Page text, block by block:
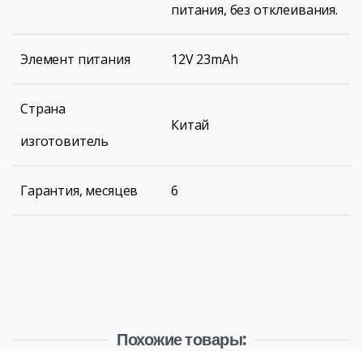
питания, без отклеивания.
Элемент питания 12V 23mAh
Страна
изготовитель
Китай
Гарантия, месяцев 6
Похожие товары: